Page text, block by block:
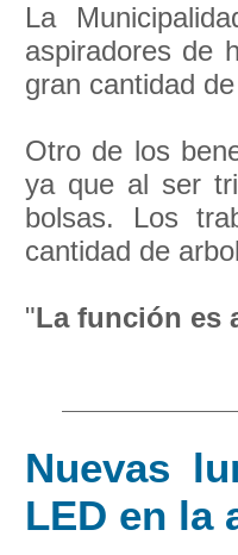
La
aspiradores de
gran cantidad
Otro de los
ya que al ser
bolsas. Los
cantidad de
"La función es
Nuevas
LED en la